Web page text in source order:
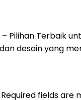
Pilihan Terbaik
desain yang
Required fields are